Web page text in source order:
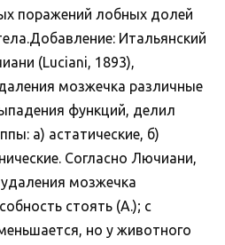
поражений лобных долей
Итальянский
(Luciani, 1893),
мозжечка различные
функций, делил
а) астатические, б)
Согласно Лючиани,
мозжечка
стоять (А.); с
но у животного